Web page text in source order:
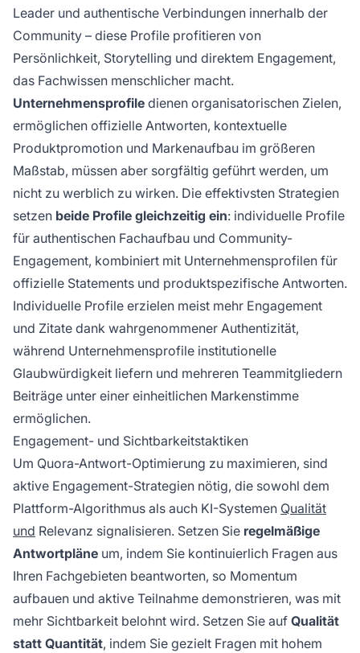
Leader und authentische Verbindungen innerhalb der
Community – diese Profile profitieren von
Persönlichkeit, Storytelling und direktem Engagement,
das Fachwissen menschlicher macht.
Unternehmensprofile dienen organisatorischen Zielen,
ermöglichen offizielle Antworten, kontextuelle
Produktpromotion und Markenaufbau im größeren
Maßstab, müssen aber sorgfältig geführt werden, um
nicht zu werblich zu wirken. Die effektivsten Strategien
setzen beide Profile gleichzeitig ein: individuelle Profile
für authentischen Fachaufbau und Community-
Engagement, kombiniert mit Unternehmensprofilen für
offizielle Statements und produktspezifische Antworten.
Individuelle Profile erzielen meist mehr Engagement
und Zitate dank wahrgenommener Authentizität,
während Unternehmensprofile institutionelle
Glaubwürdigkeit liefern und mehreren Teammitgliedern
Beiträge unter einer einheitlichen Markenstimme
ermöglichen.
Engagement- und Sichtbarkeitstaktiken
Um Quora-Antwort-Optimierung zu maximieren, sind
aktive Engagement-Strategien nötig, die sowohl dem
Plattform-Algorithmus als auch KI-Systemen Qualität
und Relevanz signalisieren. Setzen Sie regelmäßige
Antwortpläne um, indem Sie kontinuierlich Fragen aus
Ihren Fachgebieten beantworten, so Momentum
aufbauen und aktive Teilnahme demonstrieren, was mit
mehr Sichtbarkeit belohnt wird. Setzen Sie auf Qualität
statt Quantität, indem Sie gezielt Fragen mit hohem